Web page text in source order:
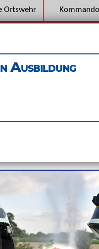
Ortswehr Kommando
Ausbildung